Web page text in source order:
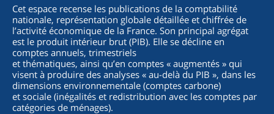
Cet espace recense les publications de la comptabilité
nationale, représentation globale détaillée et chiffrée de
l’activité économique de la France. Son principal agrégat
est le produit intérieur brut (PIB). Elle se décline en
comptes annuels, trimestriels
et thématiques, ainsi qu’en comptes « augmentés » qui
visent à produire des analyses « au-delà du PIB », dans les
dimensions environnementale (comptes carbone)
et sociale (inégalités et redistribution avec les comptes par
catégories de ménages).